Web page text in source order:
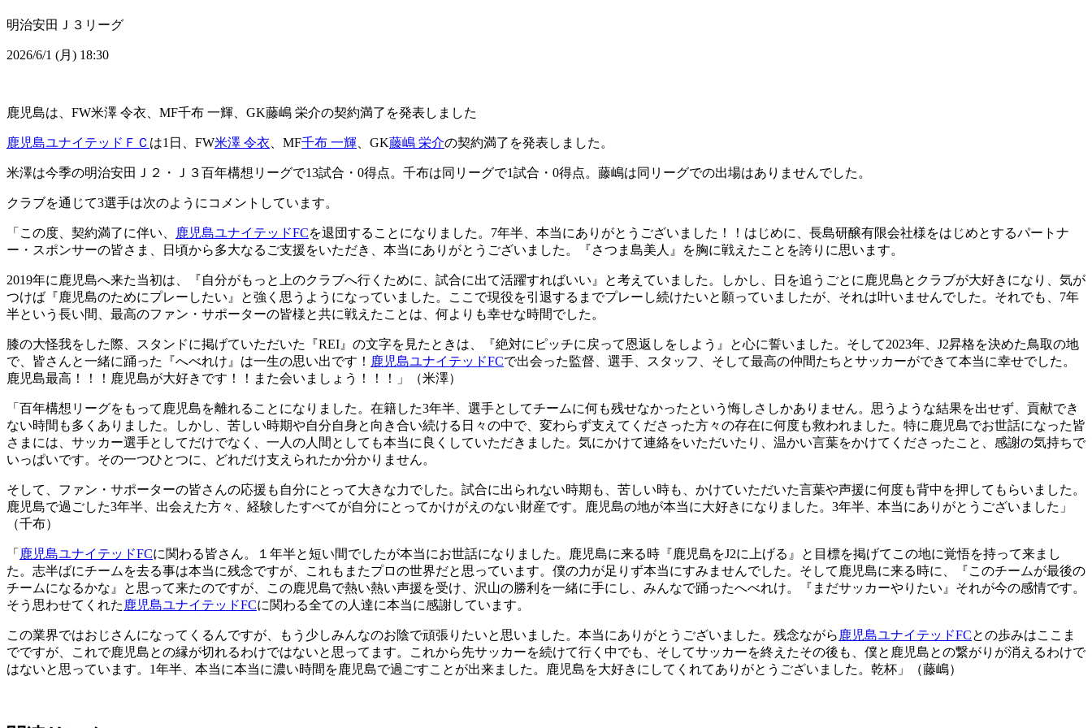
明治安田Ｊ３リーグ
2026/6/1 (月) 18:30
鹿児島は、FW米澤 令衣、MF千布 一輝、GK藤嶋 栄介の契約満了を発表しました
鹿児島ユナイテッドＦＣ は1日、FW米澤 令衣 、MF千布 一輝 、GK藤嶋 栄介の契約満了を発表しました。
米澤は今季の明治安田Ｊ２・Ｊ３百年構想リーグで13試合・0得点。千布は同リーグで1試合・0得点。藤嶋は同リーグでの出場はありませんでした。
クラブを通じて3選手は次のようにコメントしています。
「この度、契約満了に伴い、 鹿児島ユナイテッドFCを退団することになりました。7年半、本当にありがとうございました！！はじめに、長島研醸有限会社様をはじめとするパートナ
ー・スポンサーの皆さま、日頃から多大なるご支援をいただき、本当にありがとうございました。『さつま島美人』を胸に戦えたことを誇りに思います。
2019年に鹿児島へ来た当初は、『自分がもっと上のクラブへ行くために、試合に出て活躍すればいい』と考えていました。しかし、日を追うごとに鹿児島とクラブが大好きになり、気が
つけば『鹿児島のためにプレーしたい』と強く思うようになっていました。ここで現役を引退するまでプレーし続けたいと願っていましたが、それは叶いませんでした。それでも、7年
半という長い間、最高のファン・サポーターの皆様と共に戦えたことは、何よりも幸せな時間でした。
膝の大怪我をした際、スタンドに掲げていただいた『REI』の文字を見たときは、『絶対にピッチに戻って恩返しをしよう』と心に誓いました。そして2023年、J2昇格を決めた鳥取の地
で、皆さんと一緒に踊った『へべれけ』は一生の思い出です！ 鹿児島ユナイテッドFCで出会った監督、選手、スタッフ、そして最高の仲間たちとサッカーができて本当に幸せでした。
鹿児島最高！！！鹿児島が大好きです！！また会いましょう！！！」（米澤）
「百年構想リーグをもって鹿児島を離れることになりました。在籍した3年半、選手としてチームに何も残せなかったという悔しさしかありません。思うような結果を出せず、貢献でき
ない時間も多くありました。しかし、苦しい時期や自分自身と向き合い続ける日々の中で、変わらず支えてくださった方々の存在に何度も救われました。特に鹿児島でお世話になった皆
さまには、サッカー選手としてだけでなく、一人の人間としても本当に良くしていただきました。気にかけて連絡をいただいたり、温かい言葉をかけてくださったこと、感謝の気持ちで
いっぱいです。その一つひとつに、どれだけ支えられたか分かりません。
そして、ファン・サポーターの皆さんの応援も自分にとって大きな力でした。試合に出られない時期も、苦しい時も、かけていただいた言葉や声援に何度も背中を押してもらいました。
鹿児島で過ごした3年半、出会えた方々、経験したすべてが自分にとってかけがえのない財産です。鹿児島の地が本当に大好きになりました。3年半、本当にありがとうございました」
（千布）
「 鹿児島ユナイテッドFCに関わる皆さん。１年半と短い間でしたが本当にお世話になりました。鹿児島に来る時『鹿児島をJ2に上げる』と目標を掲げてこの地に覚悟を持って来まし
た。志半ばにチームを去る事は本当に残念ですが、これもまたプロの世界だと思っています。僕の力が足りず本当にすみませんでした。そして鹿児島に来る時に、『このチームが最後の
チームになるかな』と思って来たのですが、この鹿児島で熱い熱い声援を受け、沢山の勝利を一緒に手にし、みんなで踊ったへべれけ。『まだサッカーやりたい』それが今の感情です。
そう思わせてくれた 鹿児島ユナイテッドFCに関わる全ての人達に本当に感謝しています。
この業界ではおじさんになってくるんですが、もう少しみんなのお陰で頑張りたいと思いました。本当にありがとうございました。残念ながら 鹿児島ユナイテッドFCとの歩みはここま
でですが、これで鹿児島との縁が切れるわけではないと思ってます。これから先サッカーを続けて行く中でも、そしてサッカーを終えたその後も、僕と鹿児島との繋がりが消えるわけで
はないと思っています。1年半、本当に本当に濃い時間を鹿児島で過ごすことが出来ました。鹿児島を大好きにしてくれてありがとうございました。乾杯」（藤嶋）